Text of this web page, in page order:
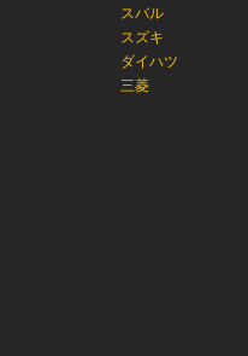
スバル
スズキ
ダイハツ
三菱